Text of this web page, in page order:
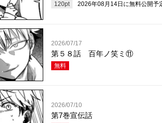
120pt 2026年08月14日 に無料公開予
2026/07/17
第５８話 百年ノ笑ミ⑪
無料
2026/07/10
第7巻宣伝話